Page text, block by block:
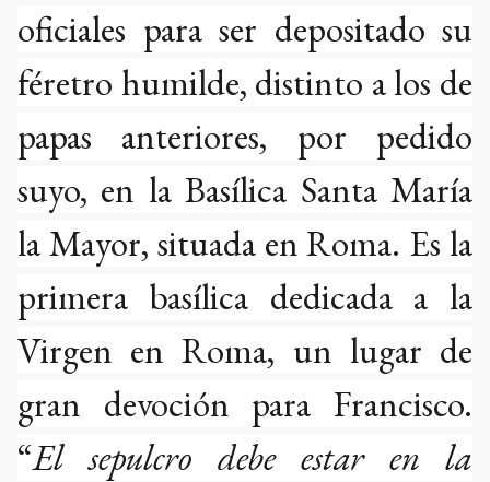
oficiales para ser depositado su
féretro humilde, distinto a los de
papas anteriores, por pedido
suyo, en la Basílica Santa María
la Mayor, situada en Roma. Es la
primera basílica dedicada a la
Virgen en Roma, un lugar de
gran devoción para Francisco.
“El sepulcro debe estar en la